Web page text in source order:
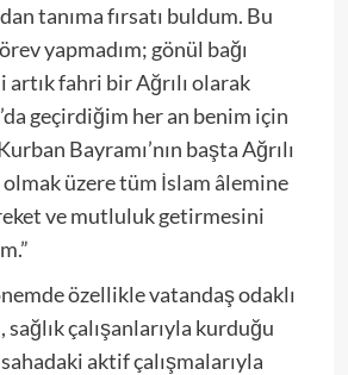
tanıma fırsatı buldum. Bu
yapmadım; gönül bağı
fahri bir Ağrılı olarak
geçirdiğim her an benim için
Bayramı’nın başta Ağrılı
üzere tüm İslam âlemine
ve mutluluk getirmesini
özellikle vatandaş odaklı
çalışanlarıyla kurduğu
aktif çalışmalarıyla